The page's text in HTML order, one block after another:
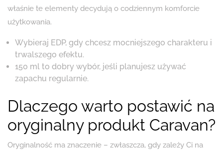
właśnie te elementy decydują o codziennym komforcie
użytkowania.
Wybieraj EDP, gdy chcesz mocniejszego charakteru i
trwalszego efektu.
150 ml to dobry wybór, jeśli planujesz używać
zapachu regularnie.
Dlaczego warto postawić na
oryginalny produkt Caravan?
Oryginalność ma znaczenie – zwłaszcza, gdy zależy Ci na